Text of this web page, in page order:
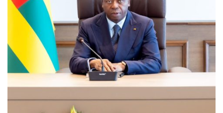
MÉDIAS
Fin du programme CIPCC 2026 de la...